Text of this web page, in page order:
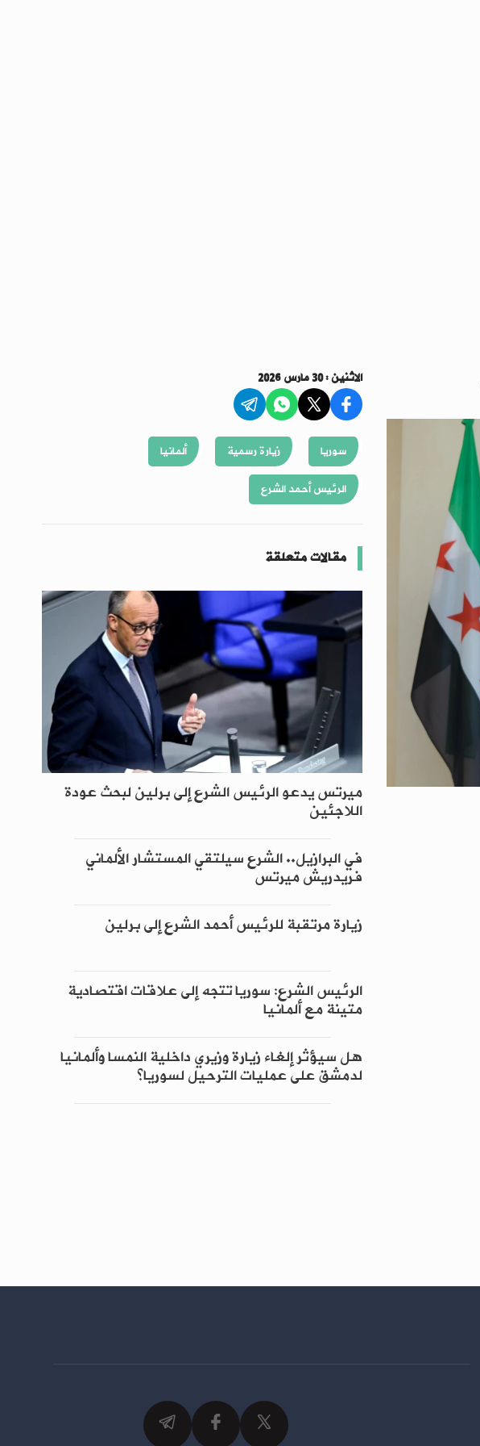
الاثنين : 30 مارس 2026
سوريا زيارة رسمية
ألمانيا
الرئيس أحمد الشرع
مقالات متعلقة
ميرتس يدعو الرئيس الشرع إلى برلين لبحث عودة
اللاجئين
في البرازيل.. الشرع سيلتقي المستشار الألماني
فريدريش ميرتس
زيارة مرتقبة للرئيس أحمد الشرع إلى برلين
الرئيس الشرع: سوريا تتجه إلى علاقات اقتصادية
متينة مع ألمانيا
هل سيؤثر إلغاء زيارة وزيري داخلية النمسا وألمانيا
لدمشق على عمليات الترحيل لسوريا؟